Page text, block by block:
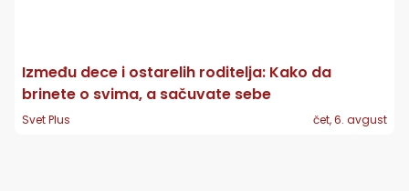
Između dece i ostarelih roditelja: Kako da
brinete o svima, a sačuvate sebe
Svet Plus čet, 6. avgust